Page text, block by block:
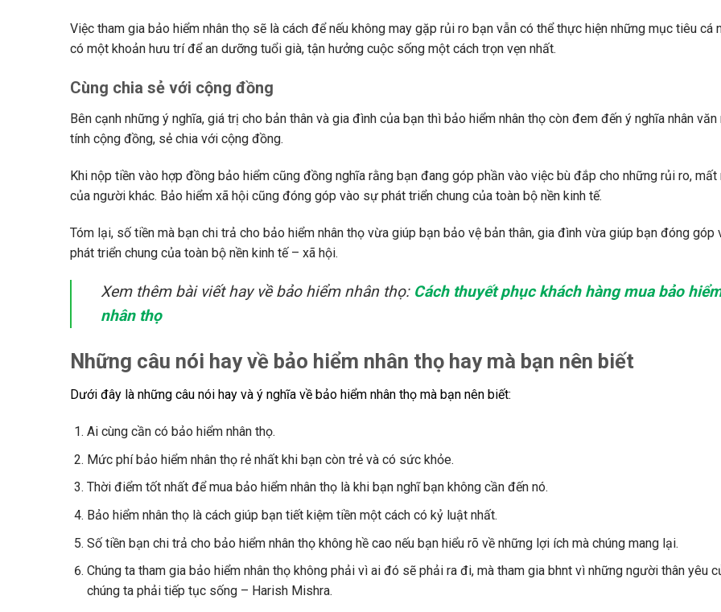
Việc tham gia bảo hiểm nhân thọ sẽ là cách để nếu không may gặp rủi ro bạn vẫn có thể thực hiện những mục tiêu cá
có một khoản hưu trí để an dưỡng tuổi già, tận hưởng cuộc sống một cách trọn vẹn nhất.
Cùng chia sẻ với cộng đồng
Bên cạnh những ý nghĩa, giá trị cho bản thân và gia đình của bạn thì bảo hiểm nhân thọ còn đem đến ý nghĩa nhân văn
tính cộng đồng, sẻ chia với cộng đồng.
Khi nộp tiền vào hợp đồng bảo hiểm cũng đồng nghĩa rằng bạn đang góp phần vào việc bù đắp cho những rủi ro, mất
của người khác. Bảo hiểm xã hội cũng đóng góp vào sự phát triển chung của toàn bộ nền kinh tế.
Tóm lại, số tiền mà bạn chi trả cho bảo hiểm nhân thọ vừa giúp bạn bảo vệ bản thân, gia đình vừa giúp bạn đóng góp
phát triển chung của toàn bộ nền kinh tế – xã hội.
Xem thêm bài viết hay về bảo hiểm nhân thọ: Cách thuyết phục khách hàng mua bảo
nhân thọ
Những câu nói hay về bảo hiểm nhân thọ hay mà bạn nên biết
Dưới đây là những câu nói hay và ý nghĩa về bảo hiểm nhân thọ mà bạn nên biết:
Ai cùng cần có bảo hiểm nhân thọ.
Mức phí bảo hiểm nhân thọ rẻ nhất khi bạn còn trẻ và có sức khỏe.
Thời điểm tốt nhất để mua bảo hiểm nhân thọ là khi bạn nghĩ bạn không cần đến nó.
Bảo hiểm nhân thọ là cách giúp bạn tiết kiệm tiền một cách có kỷ luật nhất.
Số tiền bạn chi trả cho bảo hiểm nhân thọ không hề cao nếu bạn hiểu rõ về những lợi ích mà chúng mang lại.
Chúng ta tham gia bảo hiểm nhân thọ không phải vì ai đó sẽ phải ra đi, mà tham gia bhnt vì những người thân yêu
chúng ta phải tiếp tục sống – Harish Mishra.